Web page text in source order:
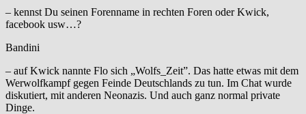
– kennst Du seinen Forenname in rechten Foren oder Kwick,
facebook usw…?
Bandini
– auf Kwick nannte Flo sich „Wolfs_Zeit”. Das hatte etwas mit dem
Werwolfkampf gegen Feinde Deutschlands zu tun. Im Chat wurde
diskutiert, mit anderen Neonazis. Und auch ganz normal private
Dinge.